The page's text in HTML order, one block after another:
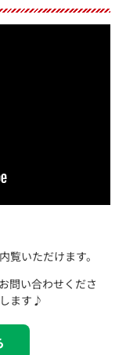
覧いただけます。
問い合わせくださ
ます♪